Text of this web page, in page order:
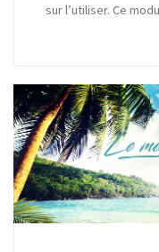
sur l’utiliser. Ce